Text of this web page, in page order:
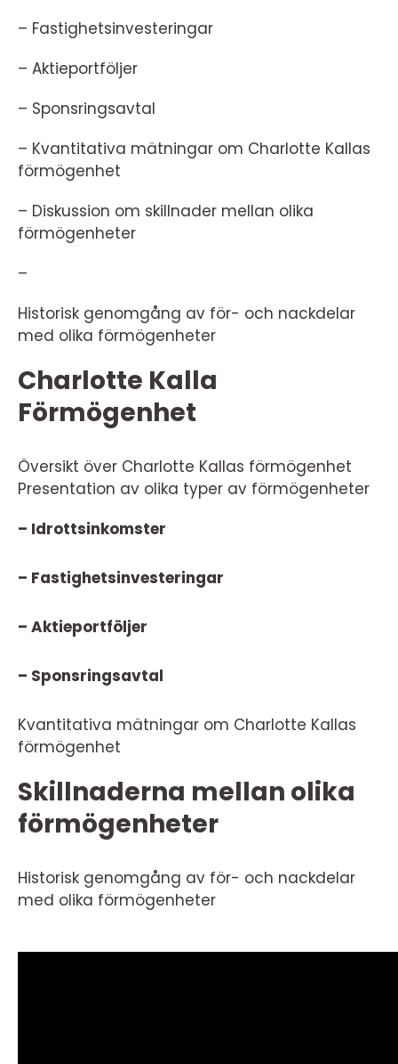
– Fastighetsinvesteringar
– Aktieportföljer
– Sponsringsavtal
– Kvantitativa mätningar om Charlotte Kallas
förmögenhet
– Diskussion om skillnader mellan olika
förmögenheter
–
Historisk genomgång av för- och nackdelar
med olika förmögenheter
Charlotte Kalla
Förmögenhet
Översikt över Charlotte Kallas förmögenhet
Presentation av olika typer av förmögenheter
– Idrottsinkomster
– Fastighetsinvesteringar
– Aktieportföljer
– Sponsringsavtal
Kvantitativa mätningar om Charlotte Kallas
förmögenhet
Skillnaderna mellan olika
förmögenheter
Historisk genomgång av för- och nackdelar
med olika förmögenheter